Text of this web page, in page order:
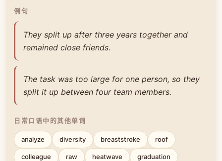
例句
They split up after three years together and
remained close friends.
The task was too large for one person, so they
split it up between four team members.
日常口语中的其他单词
analyze diversity breaststroke roof
colleague raw heatwave graduation